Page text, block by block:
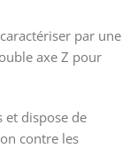
par une
axe Z pour
et dispose de
contre les